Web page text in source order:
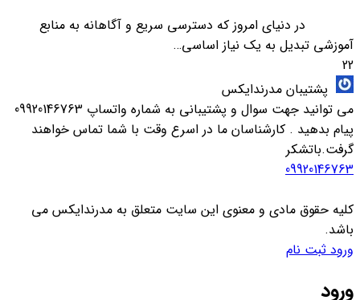
در دنیای امروز که دسترسی سریع و آگاهانه به منابع
آموزشی تبدیل به یک نیاز اساسی…
22
پشتیبان مدرندایکس
می توانید جهت سوال و پشتیبانی به شماره واتساپ 09920146763
پیام بدهید . کارشناسان ما در اسرع وقت با شما تماس خواهند
گرفت.باتشکر
09920146763
کلیه حقوق مادی و معنوی این سایت متعلق به مدرندایکس می
باشد.
ورودثبت نام
ورود